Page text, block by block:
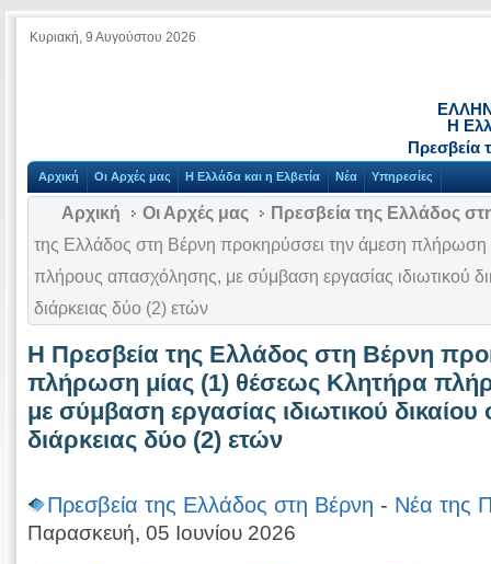
Κυριακή, 9 Αυγούστου 2026
Η
Πρεσβεία
Αρχική Οι Αρχές μας Η Ελλάδα και η Ελβετία Νέα Υπηρεσίες
Αρχική Οι Αρχές μας
Πρεσβεία της Ελλάδος
της Ελλάδος στη Βέρνη προκηρύσσει την άμεση
πλήρους απασχόλησης, με σύμβαση εργασίας ιδιωτικού
διάρκειας δύο (2) ετών
Η Πρεσβεία της Ελλάδος στη Βέρνη
πλήρωση μίας (1) θέσεως Κλητήρα
με σύμβαση εργασίας ιδιωτικού
διάρκειας δύο (2) ετών
Πρεσβεία της Ελλάδος στη Βέρνη - Νέα της
Παρασκευή, 05 Ιουνίου 2026